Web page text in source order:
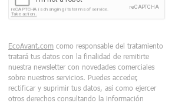
EcoAvant.com como responsable del tratamiento
tratará tus datos con la finalidad de remitirte
nuestra newsletter con novedades comerciales
sobre nuestros servicios. Puedes acceder,
rectificar y suprimir tus datos, así como ejercer
otros derechos consultando la información